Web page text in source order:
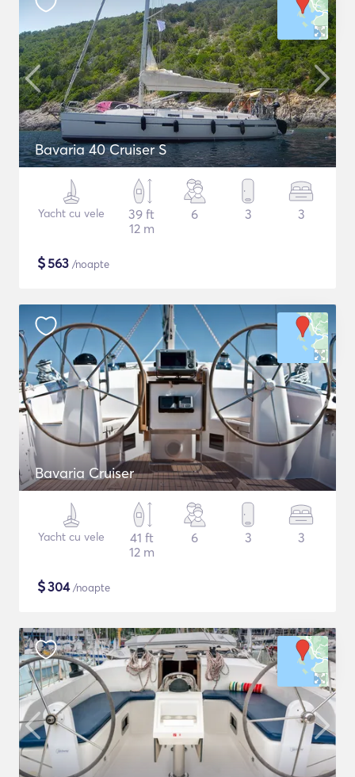
Bavaria 40 Cruiser S
Yacht cu vele
39 ft
12 m
6 3 3
$563 /noapte
Bavaria Cruiser
Yacht cu vele
41 ft
12 m
6 3 3
$304/noapte